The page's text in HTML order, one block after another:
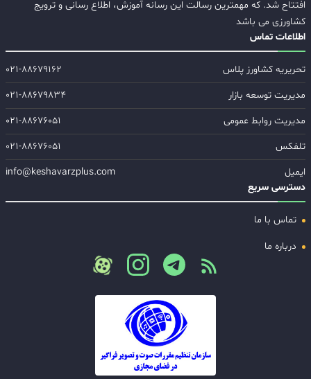
افتتاح شد. که مهمترین رسالت این رسانه آموزش، اطلاع رسانی و ترویج
کشاورزی می باشد
اطلاعات تماس
تحریریه کشاورز پلاس
۰۲۱-۸۸۶۷۹۱۶۲
مدیریت توسعه بازار
۰۲۱-۸۸۶۷۹۸۳۴
مدیریت روابط عمومی
۰۲۱-۸۸۶۷۶۰۵۱
تلفکس
۰۲۱-۸۸۶۷۶۰۵۱
ایمیل
info@keshavarzplus.com
دسترسی سریع
تماس با ما
درباره ما